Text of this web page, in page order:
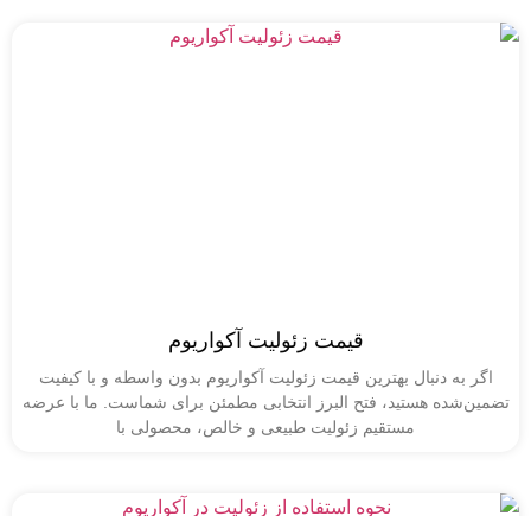
قیمت زئولیت آکواریوم
به دنبال بهترین قیمت زئولیت آکواریوم بدون واسطه و با کیفیت
هستید، فتح البرز انتخابی مطمئن برای شماست. ما با عرضه
مستقیم زئولیت طبیعی و خالص، محصولی با